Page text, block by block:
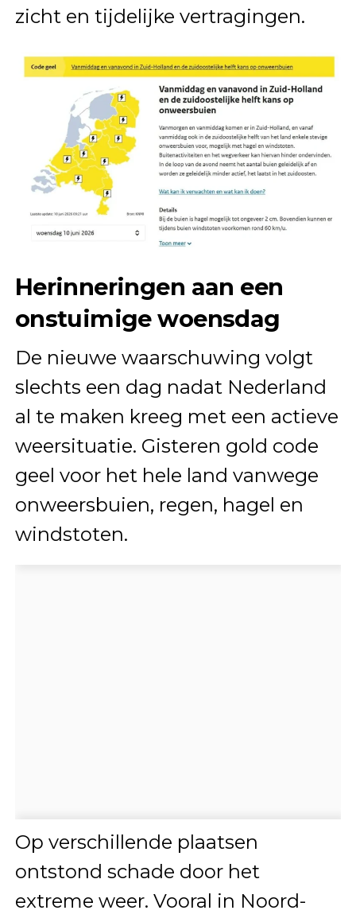
zicht en tijdelijke vertragingen.
Herinneringen aan een
onstuimige woensdag
De nieuwe waarschuwing volgt
slechts een dag nadat Nederland
al te maken kreeg met een actieve
weersituatie. Gisteren gold code
geel voor het hele land vanwege
onweersbuien, regen, hagel en
windstoten.
Op verschillende plaatsen
ontstond schade door het
extreme weer. Vooral in Noord-